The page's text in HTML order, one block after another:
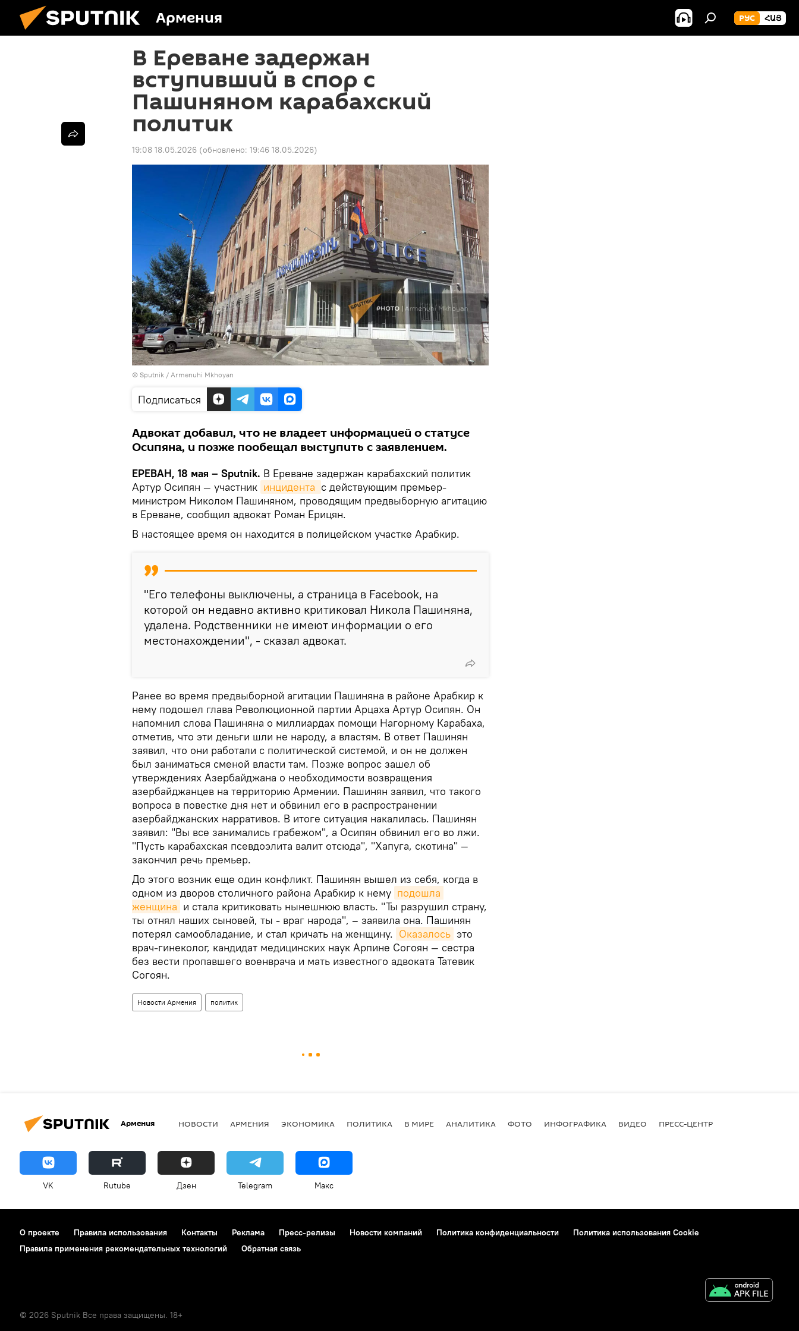
Армения РУС ՀԱՅ
В Ереване задержан
вступивший в спор с
Пашиняном карабахский
политик
19:08 18.05.2026 (обновлено: 19:46 18.05.2026)
© Sputnik / Armenuhi Mkhoyan
Подписаться
Адвокат добавил, что не владеет информацией о статусе
Осипяна, и позже пообещал выступить с заявлением.
ЕРЕВАН, 18 мая – Sputnik. В Ереване задержан карабахский политик
Артур Осипян — участник инцидента с действующим премьер-
министром Николом Пашиняном, проводящим предвыборную агитацию
в Ереване, сообщил адвокат Роман Ерицян.
В настоящее время он находится в полицейском участке Арабкир.
"Его телефоны выключены, а страница в Facebook, на
которой он недавно активно критиковал Никола Пашиняна,
удалена. Родственники не имеют информации о его
местонахождении", - сказал адвокат.
Ранее во время предвыборной агитации Пашиняна в районе Арабкир к
нему подошел глава Революционной партии Арцаха Артур Осипян. Он
напомнил слова Пашиняна о миллиардах помощи Нагорному Карабаха,
отметив, что эти деньги шли не народу, а властям. В ответ Пашинян
заявил, что они работали с политической системой, и он не должен
был заниматься сменой власти там. Позже вопрос зашел об
утверждениях Азербайджана о необходимости возвращения
азербайджанцев на территорию Армении. Пашинян заявил, что такого
вопроса в повестке дня нет и обвинил его в распространении
азербайджанских нарративов. В итоге ситуация накалилась. Пашинян
заявил: "Вы все занимались грабежом", а Осипян обвинил его во лжи.
"Пусть карабахская псевдоэлита валит отсюда", "Хапуга, скотина" —
закончил речь премьер.
До этого возник еще один конфликт. Пашинян вышел из себя, когда в
одном из дворов столичного района Арабкир к нему подошла
женщина и стала критиковать нынешнюю власть. "Ты разрушил страну,
ты отнял наших сыновей, ты - враг народа", – заявила она. Пашинян
потерял самообладание, и стал кричать на женщину. Оказалось это
врач-гинеколог, кандидат медицинских наук Арпине Согоян — сестра
без вести пропавшего военврача и мать известного адвоката Татевик
Согоян.
Новости Армения политик
Армения НОВОСТИ АРМЕНИЯ ЭКОНОМИКА ПОЛИТИКА В МИРЕ АНАЛИТИКА ФОТО ИНФОГРАФИКА ВИДЕО ПРЕСС-ЦЕНТР
VK Rutube Дзен Telegram Макс
О проекте Правила использования Контакты Реклама Пресс-релизы Новости компаний Политика конфиденциальности
Политика использования Cookie
Правила применения рекомендательных технологий
Обратная связь
© 2026 Sputnik Все права защищены. 18+